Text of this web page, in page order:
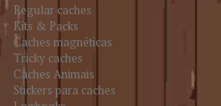
Regular caches
Kits & Packs
Caches magnéticas
Tricky caches
Caches Animais
Stickers para caches